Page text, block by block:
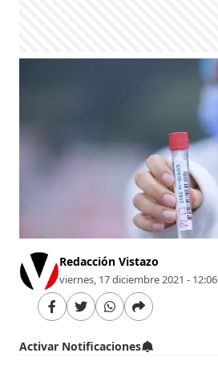
Redacción Vistazo
viernes, 17 diciembre 2021 - 12:06
Activar Notificaciones